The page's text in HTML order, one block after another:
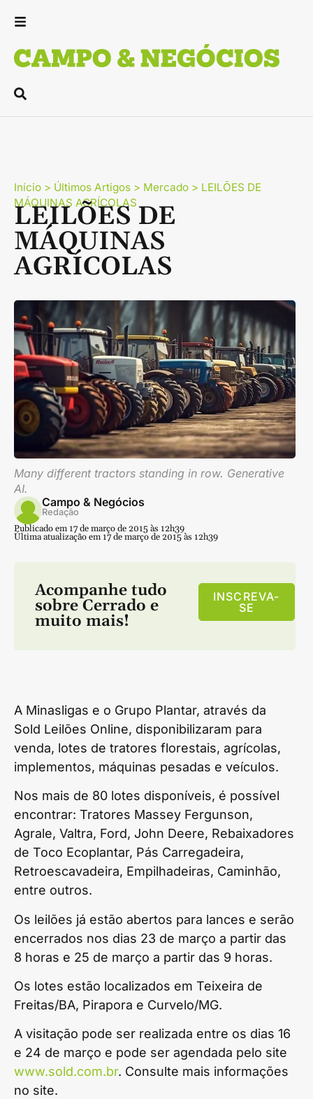
Início > Últimos Artigos > Mercado > LEILÕES DE
MÁQUINAS AGRÍCOLAS
LEILÕES DE
MÁQUINAS
AGRÍCOLAS
Many different tractors standing in row. Generative
AI.
Campo & Negócios
Redação
Publicado em 17 de março de 2015 às 12h39
Última atualização em 17 de março de 2015 às 12h39
Acompanhe tudo
sobre Cerrado e
muito mais!
INSCREVA-
SE
A Minasligas e o Grupo Plantar, através da
Sold Leilões Online, disponibilizaram para
venda, lotes de tratores florestais, agrícolas,
implementos, máquinas pesadas e veículos.
Nos mais de 80 lotes disponíveis, é possível
encontrar: Tratores Massey Fergunson,
Agrale, Valtra, Ford, John Deere, Rebaixadores
de Toco Ecoplantar, Pás Carregadeira,
Retroescavadeira, Empilhadeiras, Caminhão,
entre outros.
Os leilões já estão abertos para lances e serão
encerrados nos dias 23 de março a partir das
8 horas e 25 de março a partir das 9 horas.
Os lotes estão localizados em Teixeira de
Freitas/BA, Pirapora e Curvelo/MG.
A visitação pode ser realizada entre os dias 16
e 24 de março e pode ser agendada pelo site
www.sold.com.br. Consulte mais informações
no site.